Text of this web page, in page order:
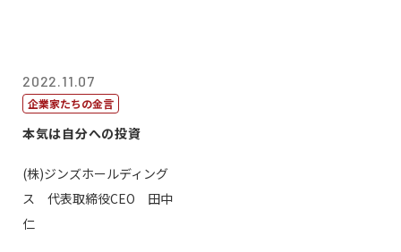
2022.11.07
企業家たちの金言
本気は自分への投資
(株)ジンズホールディング
ス 代表取締役CEO 田中
仁